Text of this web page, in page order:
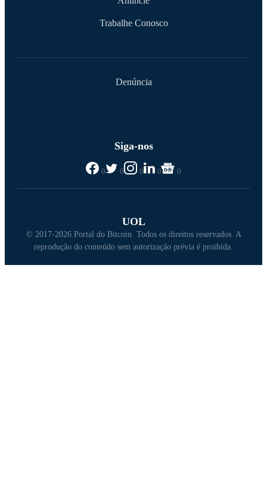
Trabalhe Conosco
Denúncia
Siga-nos
0 0 0 0 0
UOL
© 2017-2026 Portal do Bitcoin. Todos os direitos reservados. A
reprodução do conteúdo sem autorização prévia é proibida.